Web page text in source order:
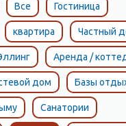
Все Гостиница
квартира Частный
Аренда /
дом Базы
Санатории